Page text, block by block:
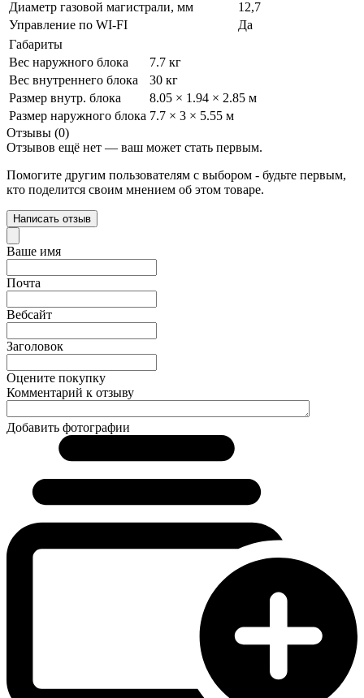
Диаметр газовой магистрали, мм
12,7
Управление по WI-FI
Да
Габариты
Вес наружного блока
7.7 кг
Вес внутреннего блока
30 кг
Размер внутр. блока
8.05 × 1.94 × 2.85 м
Размер наружного блока 7.7 × 3 × 5.55 м
Отзывы (0)
Отзывов ещё нет — ваш может стать первым.
Помогите другим пользователям с выбором - будьте первым,
кто поделится своим мнением об этом товаре.
Написать отзыв
Ваше имя
Почта
Вебсайт
Заголовок
Оцените покупку
Комментарий к отзыву
Добавить фотографии